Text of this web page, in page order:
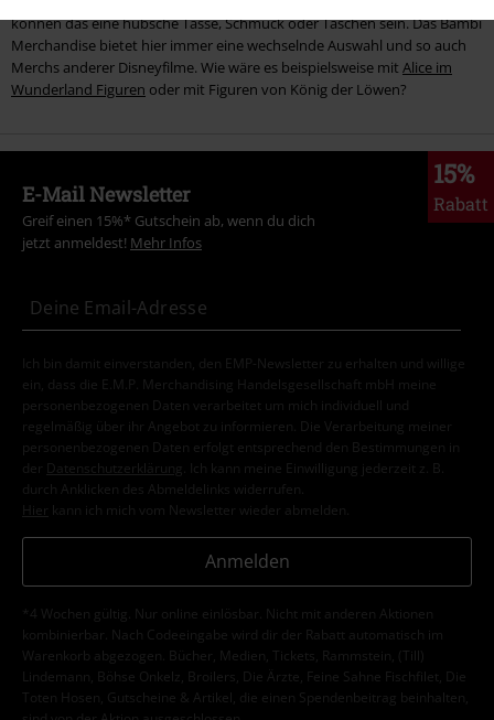
können das eine hübsche Tasse, Schmuck oder Taschen sein. Das Bambi
Merchandise bietet hier immer eine wechselnde Auswahl und so auch
Merchs anderer Disneyfilme. Wie wäre es beispielsweise mit Alice im
Wunderland Figuren oder mit Figuren von König der Löwen?
15%
Rabatt
E-Mail Newsletter
Greif einen 15%* Gutschein ab, wenn du dich
jetzt anmeldest! Mehr Infos
Ich bin damit einverstanden, den EMP-Newsletter zu erhalten und willige
ein, dass die E.M.P. Merchandising Handelsgesellschaft mbH meine
personenbezogenen Daten verarbeitet um mich individuell und
regelmäßig über ihr Angebot zu informieren. Die Verarbeitung meiner
personenbezogenen Daten erfolgt entsprechend den Bestimmungen in
der
Datenschutzerklärung
. Ich kann meine Einwilligung jederzeit z. B.
durch Anklicken des Abmeldelinks widerrufen.
Hier kann ich mich vom Newsletter wieder abmelden.
Anmelden
*4 Wochen gültig. Nur online einlösbar. Nicht mit anderen Aktionen
kombinierbar. Nach Codeeingabe wird dir der Rabatt automatisch im
Warenkorb abgezogen. Bücher, Medien, Tickets, Rammstein, (Till)
Lindemann, Böhse Onkelz, Broilers, Die Ärzte, Feine Sahne Fischfilet, Die
Toten Hosen, Gutscheine & Artikel, die einen Spendenbeitrag beinhalten,